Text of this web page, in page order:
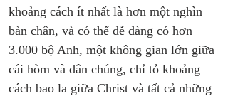
khoảng cách ít nhất là hơn một nghìn
bàn chân, và có thể dễ dàng có hơn
3.000 bộ Anh, một không gian lớn giữa
cái hòm và dân chúng, chỉ tỏ khoảng
cách bao la giữa Christ và tất cả những